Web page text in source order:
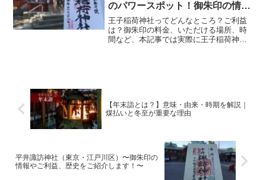
のパワースポット！御朱印の情報
やご利益、歴史をご紹介しま
す！〜
王子稲荷神社ってどんなところ？ご利益
は？御朱印の料金、いただける場所、時
間など、本記事では実際に王子稲荷神社
【年末詣とは？】意味・由来・時期を解説｜
煤払いと冬至が重要な理由
平井諏訪神社（東京・江戸川区）〜御朱印の
情報やご利益、歴史をご紹介します！〜